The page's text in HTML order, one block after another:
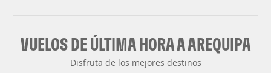
VUELOS DE ÚLTIMA HORA A AREQUIPA
Disfruta de los mejores destinos